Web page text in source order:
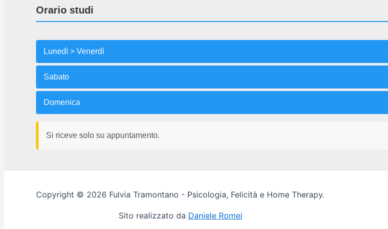
Orario studi
Lunedì > Venerdì
Sabato
Domenica
Si riceve solo su appuntamento.
Copyright © 2026 Fulvia Tramontano - Psicologia, Felicità e Home Therapy.
Sito realizzato da Daniele Romei